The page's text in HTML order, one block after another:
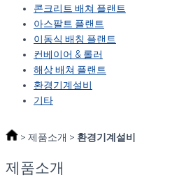
콘크리트 배쳐 플랜트
아스팔트 플랜트
이동식 배칭 플랜트
컨베이어 & 롤러
해상 배쳐 플랜트
환경기계설비
기타
> 제품소개 > 환경기계설비
제품소개